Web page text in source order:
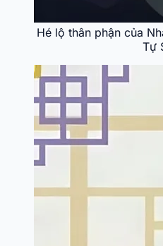
Hé lộ thân phận của
Tự